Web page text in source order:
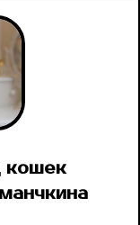
кошек